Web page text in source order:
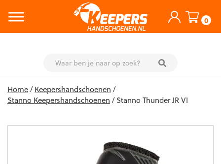
0
content
Home/Keepershandschoenen /
Stanno Keepershandschoenen / Stanno Thunder JR VI